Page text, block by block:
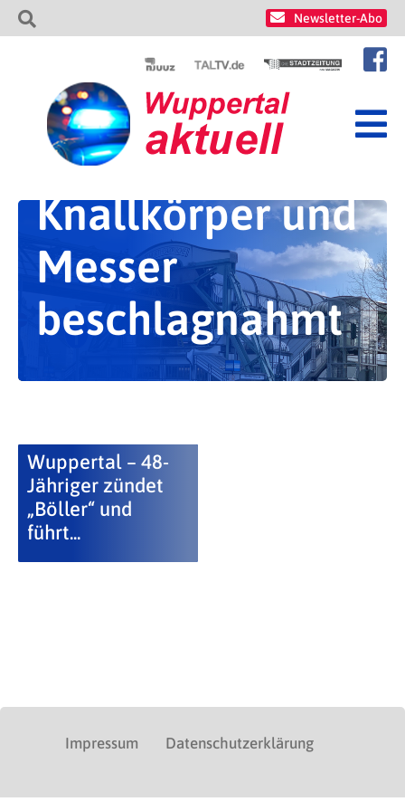
Newsletter-Abo
Knallkörper und
Messer
beschlagnahmt
Wuppertal – 48-
Jähriger zündet
„Böller“ und
führt...
Impressum Datenschutzerklärung